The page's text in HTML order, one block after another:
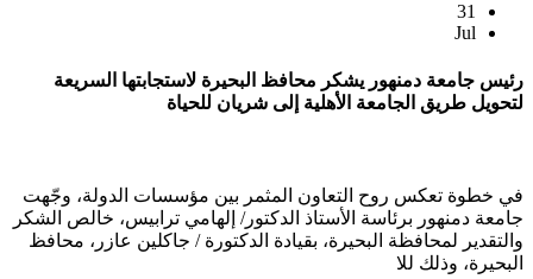
31
Jul
رئيس جامعة دمنهور يشكر محافظ البحيرة لاستجابتها السريعة
لتحويل طريق الجامعة الأهلية إلى شريان للحياة
في خطوة تعكس روح التعاون المثمر بين مؤسسات الدولة، وجّهت
جامعة دمنهور برئاسة الأستاذ الدكتور/ إلهامي ترابيس، خالص الشكر
والتقدير لمحافظة البحيرة، بقيادة الدكتورة / جاكلين عازر، محافظ
البحيرة، وذلك للا